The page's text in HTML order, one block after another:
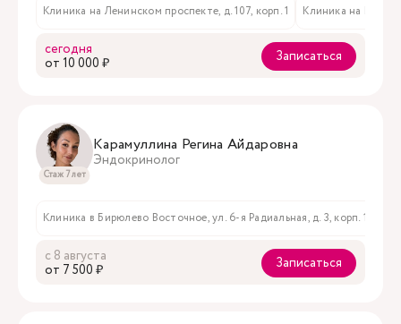
Клиника на Ленинском проспекте, д. 107, корп. 1 Клиника на
сегодня
oт 10 000 ₽
Записаться
Стаж 7 лет
Карамуллина Регина Айдаровна
Эндокринолог
Клиника в Бирюлево Восточное, ул. 6-я Радиальная, д. 3, корп. 1
с 8 августа
oт 7 500 ₽
Записаться